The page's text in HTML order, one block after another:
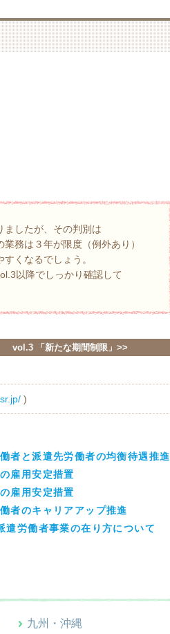
ましたが、その判別は
務は３年が限度（例外あり）
くなるでしょう。
以降でしっかり確認して
vol.3 「新たな期間制限」>>
)
者と派遣先労働者の均衡待遇推進
雇用安定措置
雇用安定措置
者のキャリアアップ推進
遣労働者事業の在り方について
九州・沖縄